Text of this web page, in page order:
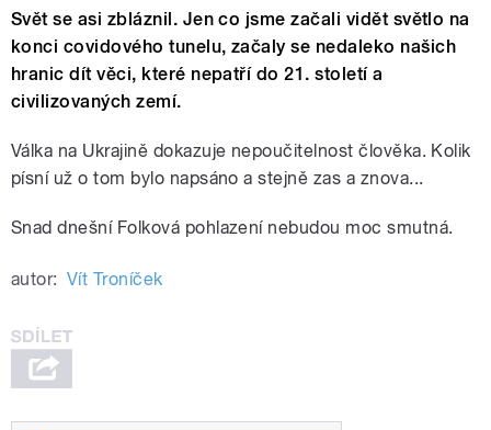
Svět se asi zbláznil. Jen co jsme začali vidět světlo na
konci covidového tunelu, začaly se nedaleko našich
hranic dít věci, které nepatří do 21. století a
civilizovaných zemí.
Válka na Ukrajině dokazuje nepoučitelnost člověka. Kolik
písní už o tom bylo napsáno a stejně zas a znova...
Snad dnešní Folková pohlazení nebudou moc smutná.
autor: Vít Troníček